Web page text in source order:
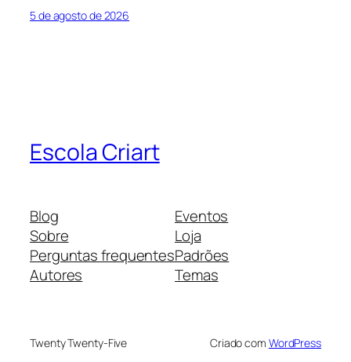
5 de agosto de 2026
Escola Criart
Blog
Sobre
Perguntas frequentes
Autores
Eventos
Loja
Padrões
Temas
Twenty Twenty-Five Criado com WordPress